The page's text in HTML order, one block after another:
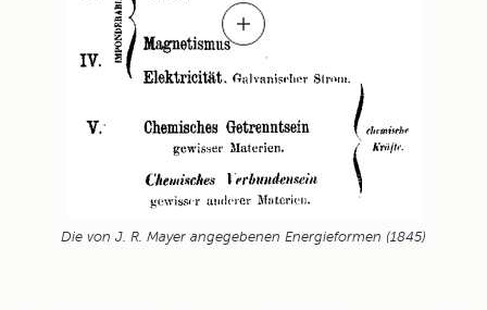
Die von J. R. Mayer angegebenen Energieformen (1845)